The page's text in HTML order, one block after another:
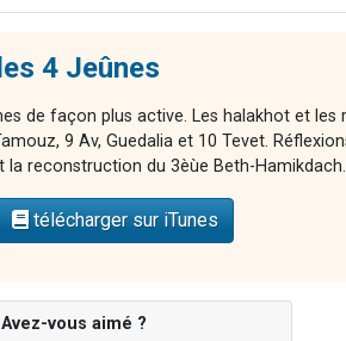
4 Jeûnes
de façon plus active. Les halakhot et les
9 Av, Guedalia et 10 Tevet.
la reconstruction du 3èùe Beth-Hamikdach.
télécharger sur iTunes
Avez-vous aimé ?